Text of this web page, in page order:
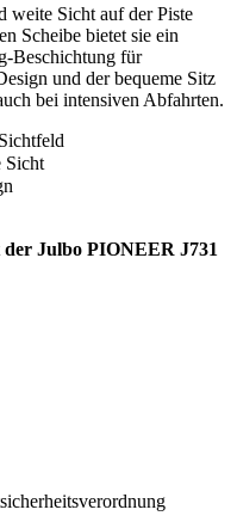
weite Sicht auf der Piste
Scheibe bietet sie ein
Beschichtung für
und der bequeme Sitz
bei intensiven Abfahrten.
Sicht
Julbo PIONEER J731